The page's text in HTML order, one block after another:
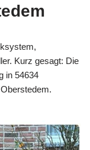
Kurz gesagt: Die
in 54634